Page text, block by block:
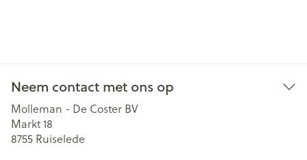
Neem contact met ons op
Molleman - De Coster BV
Markt 18
8755 Ruiselede